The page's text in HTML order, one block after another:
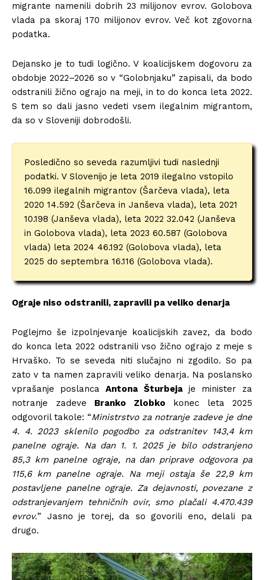
migrante namenili dobrih 23 milijonov evrov. Golobova
vlada pa skoraj 170 milijonov evrov. Več kot zgovorna
podatka.
Dejansko je to tudi logično. V koalicijskem dogovoru za
obdobje 2022–2026 so v “Golobnjaku” zapisali, da bodo
odstranili žično ograjo na meji, in to do konca leta 2022.
S tem so dali jasno vedeti vsem ilegalnim migrantom,
da so v Sloveniji dobrodošli.
Posledično so seveda razumljivi tudi naslednji
podatki. V Slovenijo je leta 2019 ilegalno vstopilo
16.099 ilegalnih migrantov (Šarčeva vlada), leta
2020 14.592 (Šarčeva in Janševa vlada), leta 2021
10.198 (Janševa vlada), leta 2022 32.042 (Janševa
in Golobova vlada), leta 2023 60.587 (Golobova
vlada) leta 2024 46.192 (Golobova vlada), leta
2025 do septembra 16.116 (Golobova vlada).
Ograje niso odstranili, zapravili pa veliko denarja
Poglejmo še izpolnjevanje koalicijskih zavez, da bodo
do konca leta 2022 odstranili vso žično ograjo z meje s
Hrvaško. To se seveda niti slučajno ni zgodilo. So pa
zato v ta namen zapravili veliko denarja. Na poslansko
vprašanje poslancaAntona Šturbejaje minister za
notranje zadeve Branko Zlobko konec leta 2025
odgovoril takole: “Ministrstvo za notranje zadeve je dne
4. 4. 2023 sklenilo pogodbo za odstranitev 143,4 km
panelne ograje. Na dan 1. 1. 2025 je bilo odstranjeno
85,3 km panelne ograje, na dan priprave odgovora pa
115,6 km panelne ograje. Na meji ostaja še 22,9 km
postavljene panelne ograje. Za dejavnosti, povezane z
odstranjevanjem tehničnih ovir, smo plačali 4.470.439
evrov.” Jasno je torej, da so govorili eno, delali pa
drugo.